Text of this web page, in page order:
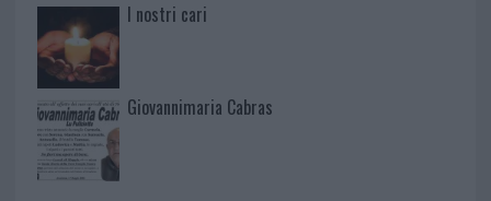
I nostri cari
Giovannimaria Cabras